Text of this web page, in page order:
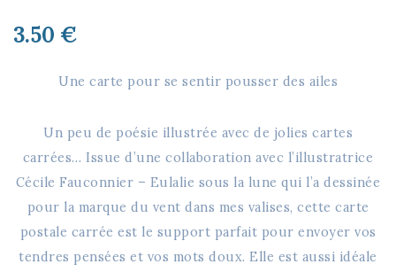
3.50 €
Une carte pour se sentir pousser des ailes
Un peu de poésie illustrée avec de jolies cartes
carrées… Issue d’une collaboration avec l’illustratrice
Cécile Fauconnier – Eulalie sous la lune qui l’a dessinée
pour la marque du vent dans mes valises, cette carte
postale carrée est le support parfait pour envoyer vos
tendres pensées et vos mots doux. Elle est aussi idéale